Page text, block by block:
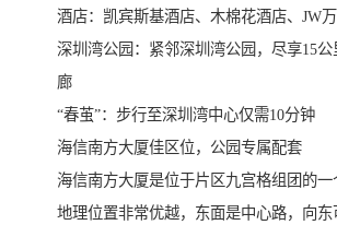
酒店：凯宾斯基酒店、木棉花酒店、JW
深圳湾公园：紧邻深圳湾公园，尽享15
廊
“春茧”：步行至深圳湾中心仅需10分钟
海信南方大厦佳区位，公园专属配套
海信南方大厦是位于片区九宫格组团的一
地理位置非常优越，东面是中心路，向东